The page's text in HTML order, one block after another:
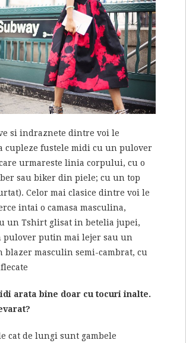
si indraznete dintre voi le
cupleze fustele midi cu un pulover
urmareste linia corpului, cu o
sau biker din piele; cu un top
Celor mai clasice dintre voi le
intai o camasa masculina,
un Tshirt glisat in betelia jupei,
pulover putin mai lejer sau un
blazer masculin semi-cambrat, cu
arata bine doar cu tocuri inalte.
cat de lungi sunt gambele